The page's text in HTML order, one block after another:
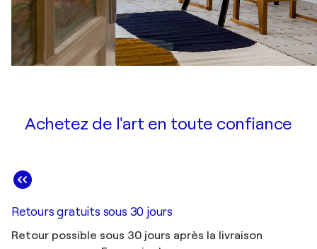
Achetez de l'art en toute confiance
Retours gratuits sous 30 jours
Retour possible sous 30 jours après la livraison